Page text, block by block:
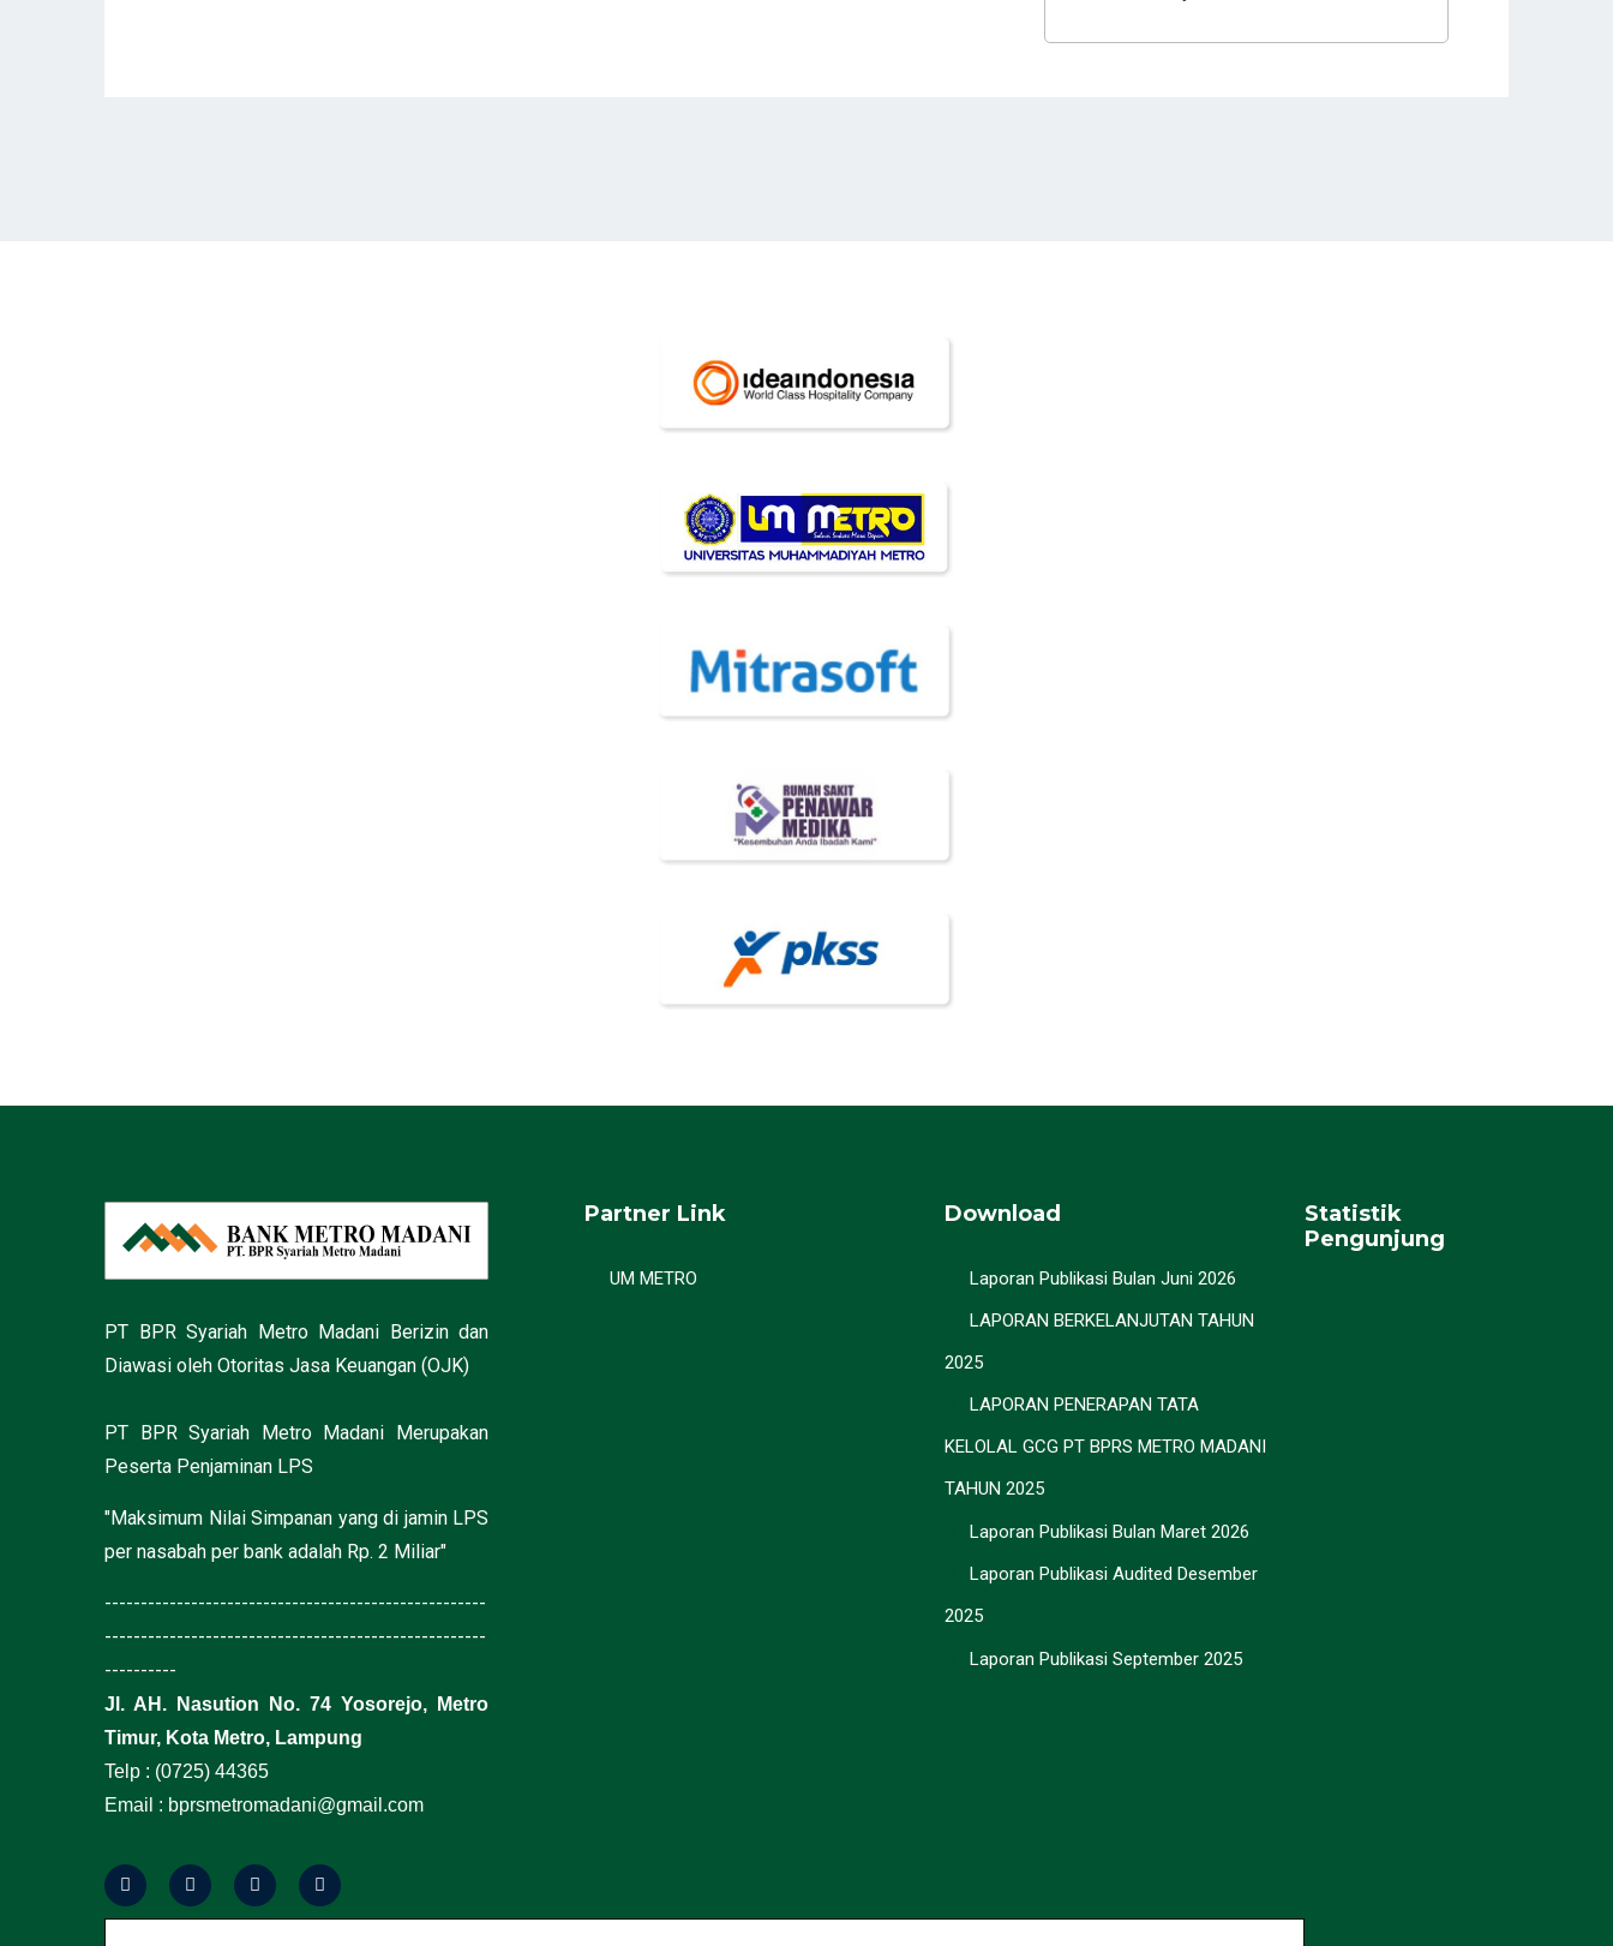
PT BPR Syariah Metro Madani Berizin dan
Diawasi oleh Otoritas Jasa Keuangan (OJK)
PT BPR Syariah Metro Madani Merupakan
Peserta Penjaminan LPS
"Maksimum Nilai Simpanan yang di jamin LPS
per nasabah per bank adalah Rp. 2 Miliar"
-----------------------------------------------------
-----------------------------------------------------
----------
Jl. AH. Nasution No. 74 Yosorejo, Metro
Timur, Kota Metro, Lampung
Telp : (0725) 44365
Email : bprsmetromadani@gmail.com
Partner Link
UM METRO
Download
Laporan Publikasi Bulan Juni 2026
LAPORAN BERKELANJUTAN TAHUN
2025
LAPORAN PENERAPAN TATA
KELOLAL GCG PT BPRS METRO MADANI
TAHUN 2025
Laporan Publikasi Bulan Maret 2026
Laporan Publikasi Audited Desember
2025
Laporan Publikasi September 2025
Statistik
Pengunjung